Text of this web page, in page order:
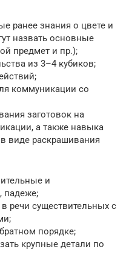
ранее знания о цвете и
назвать основные
предмет и пр.);
из 3–4 кубиков;
коммуникации со
заготовок на
а также навыка
виде раскрашивания
и
падеже;
речи существительных с
порядке;
крупные детали по